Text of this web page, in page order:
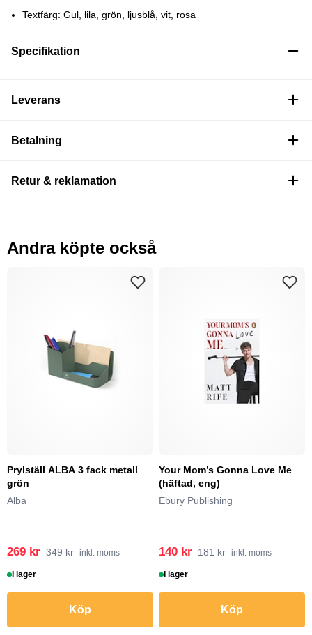
Textfärg: Gul, lila, grön, ljusblå, vit, rosa
Specifikation
Leverans
Betalning
Retur & reklamation
Andra köpte också
Prylställ ALBA 3 fack metall
grön
Alba
269 kr 349 kr inkl. moms
I lager
Köp
Your Mom’s Gonna Love Me
(häftad, eng)
Ebury Publishing
140 kr 181 kr inkl. moms
I lager
Köp